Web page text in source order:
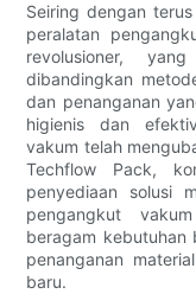
Seiring dengan
peralatan
revolusioner,
dibandingkan
dan penanganan
higienis dan
vakum telah
Techflow Pack,
penyediaan solusi
pengangkut
beragam kebutuhan
penanganan
baru.